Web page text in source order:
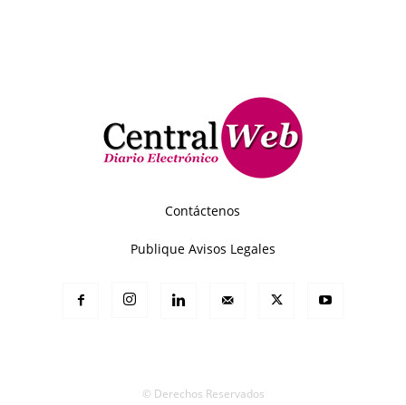
Contáctenos
Publique Avisos Legales
© Derechos Reservados